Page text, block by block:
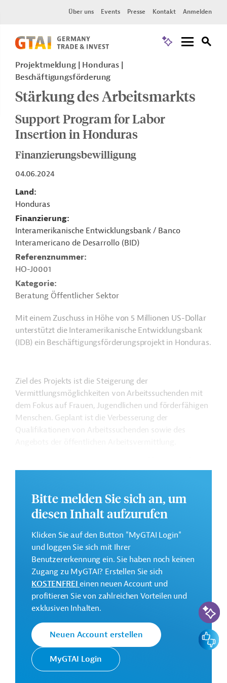
Über uns Events Presse Kontakt Anmelden
Projektmeldung
Honduras
Beschäftigungsförderung
Stärkung des Arbeitsmarkts
Support Program for Labor
Insertion in Honduras
Finanzierungsbewilligung
04.06.2024
Land
Honduras
Finanzierung
Interamerikanische Entwicklungsbank / Banco
Interamericano de Desarrollo (BID)
Referenznummer
HO-J0001
Kategorie
Beratung Öffentlicher Sektor
Mit einem Zuschuss in Höhe von 5 Millionen US-Dollar
unterstützt die Interamerikanische Entwicklungsbank
(IDB) ein Beschäftigungsförderungsprojekt in Honduras.
Ziel des Projekts ist die Steigerung der
Vermittlungsmöglichkeiten von Arbeitssuchenden mit
dem Fokus auf Frauen, Jugendlichen und förderfähigen
Menschen. Geplant ist die Verbesserung der
Qualifikationen von Arbeitssuchenden sowie des
finden Sie auf derWebseite der IDB
.
GTAI informiert über die
: Schwerpunkte, Regularien
und praktische Hinweise zur Geschäftsanbahnung.
Gesamtkosten:
5 Millionen US-Dollar
Geberbeitrag:
5 Millionen US-Dollar (Zuschuss)
Kontaktadresse
Interamerikanische
Die IDB ist die wichtigste
multilaterale
Bitte melden Sie sich an, um
diesen Inhalt aufzurufen
Klicken Sie auf den Button "MyGTAI Login"
und loggen Sie sich mit Ihrer
Benutzererkennung ein. Sie haben noch keinen
Zugang zu MyGTAI? Erstellen Sie sich
KOSTENFREIeinen neuen Account und
profitieren Sie von zahlreichen Vorteilen und
exklusiven Inhalten.
Neuen Account erstellen
MyGTAI Login
KI-